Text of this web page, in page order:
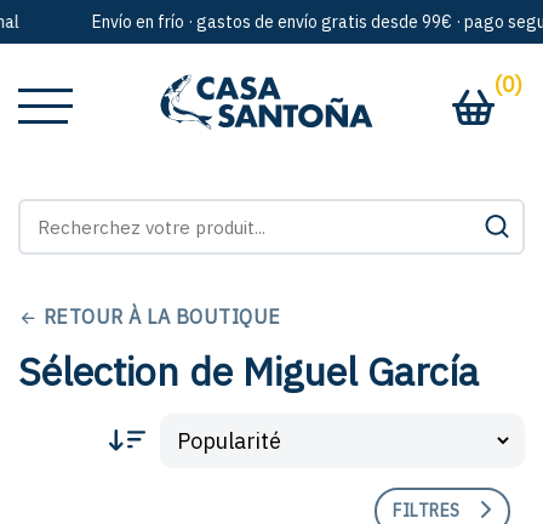
Envío en frío · gastos de envío gratis desde 99€ · pago
(0)
RETOUR À LA BOUTIQUE
Sélection de Miguel García
FILTRES